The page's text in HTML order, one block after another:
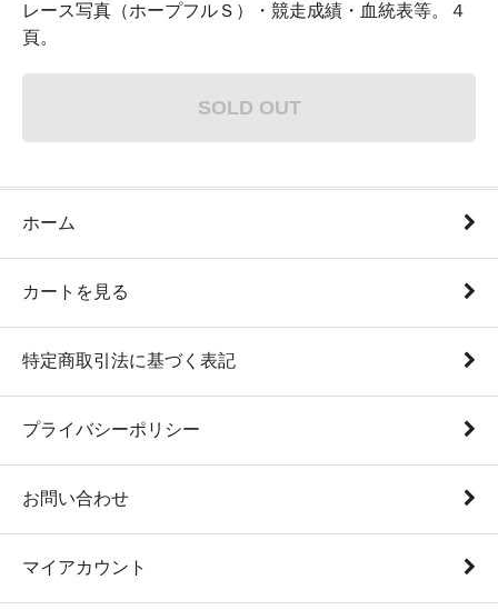
レース写真（ホープフルＳ）・競走成績・血統表等。４
頁。
SOLD OUT
ホーム
カートを見る
特定商取引法に基づく表記
プライバシーポリシー
お問い合わせ
マイアカウント